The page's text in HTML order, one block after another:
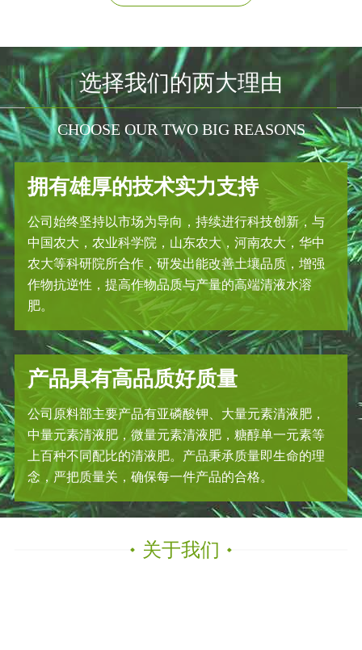
选择我们的两大理由
CHOOSE OUR TWO BIG REASONS
拥有雄厚的技术实力支持
公司始终坚持以市场为导向，持续进行科技创新，与
中国农大，农业科学院，山东农大，河南农大，华中
农大等科研院所合作，研发出能改善土壤品质，增强
作物抗逆性，提高作物品质与产量的高端清液水溶
肥。
产品具有高品质好质量
公司原料部主要产品有亚磷酸钾、大量元素清液肥，
中量元素清液肥，微量元素清液肥，糖醇单一元素等
上百种不同配比的清液肥。产品秉承质量即生命的理
念，严把质量关，确保每一件产品的合格。
关于我们